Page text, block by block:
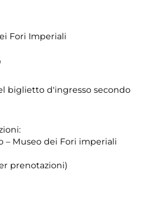
Fori Imperiali
biglietto d'ingresso secondo
– Museo dei Fori imperiali
prenotazioni)